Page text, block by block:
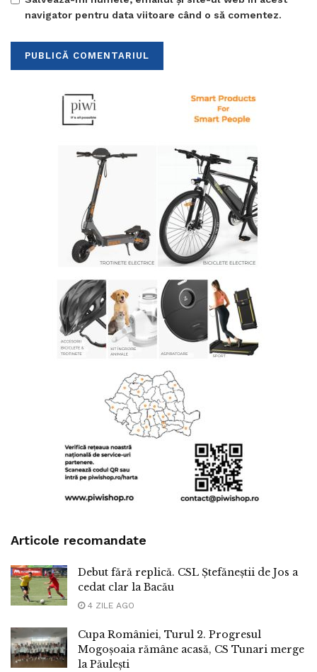
navigator pentru data viitoare când o să comentez.
Articole recomandate
Debut fără replică. CSL Ștefăneștii de Jos a
cedat clar la Bacău
4 ZILE AGO
Cupa României, Turul 2. Progresul
Mogoșoaia rămâne acasă, CS Tunari merge
la Păulești